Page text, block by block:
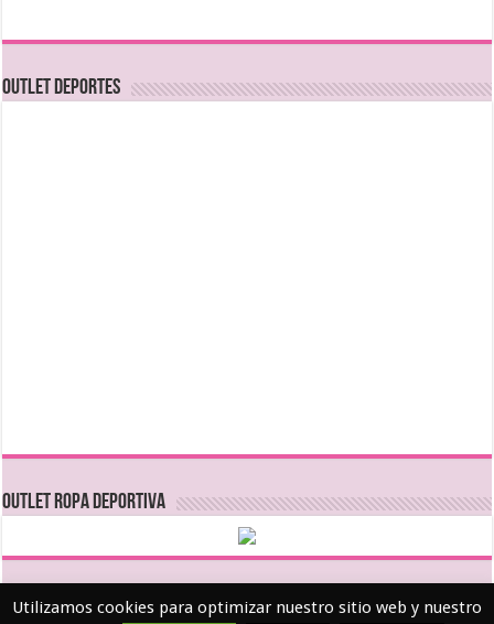
OUTLET DEPORTES
OUTLET ROPA DEPORTIVA
Utilizamos cookies para optimizar nuestro sitio web y nuestro